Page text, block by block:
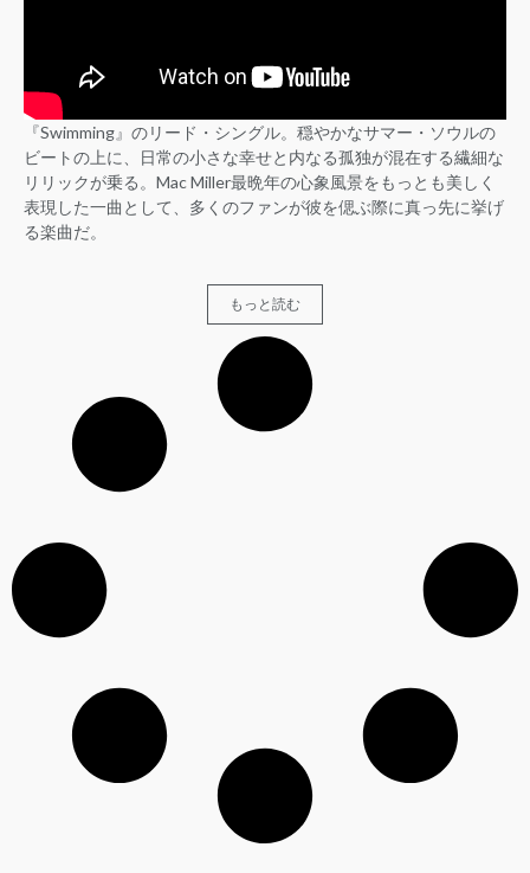
『Swimming』のリード・シングル。穏やかなサマー・ソウルの
ビートの上に、日常の小さな幸せと内なる孤独が混在する繊細な
リリックが乗る。Mac Miller最晩年の心象風景をもっとも美しく
表現した一曲として、多くのファンが彼を偲ぶ際に真っ先に挙げ
る楽曲だ。
もっと読む